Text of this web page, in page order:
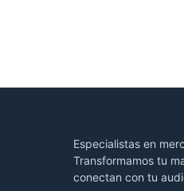
Especialistas en
Transformamos tu
conectan con tu